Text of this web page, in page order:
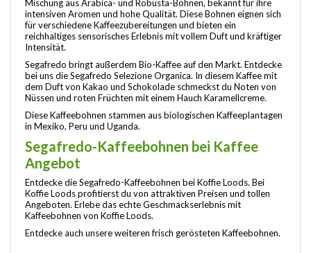
Mischung aus Arabica- und Robusta-Bohnen, bekannt für ihre
intensiven Aromen und hohe Qualität. Diese Bohnen eignen sich
für verschiedene Kaffeezubereitungen und bieten ein
reichhaltiges sensorisches Erlebnis mit vollem Duft und kräftiger
Intensität.
Segafredo bringt außerdem Bio-Kaffee auf den Markt. Entdecke
bei uns die Segafredo Selezione Organica. In diesem Kaffee mit
dem Duft von Kakao und Schokolade schmeckst du Noten von
Nüssen und roten Früchten mit einem Hauch Karamellcreme.
Diese Kaffeebohnen stammen aus biologischen Kaffeeplantagen
in Mexiko, Peru und Uganda.
Segafredo-Kaffeebohnen bei Kaffee
Angebot
Entdecke die Segafredo-Kaffeebohnen bei Koffie Loods. Bei
Koffie Loods profitierst du von attraktiven Preisen und tollen
Angeboten. Erlebe das echte Geschmackserlebnis mit
Kaffeebohnen von Koffie Loods.
Entdecke auch unsere weiteren frisch gerösteten Kaffeebohnen.